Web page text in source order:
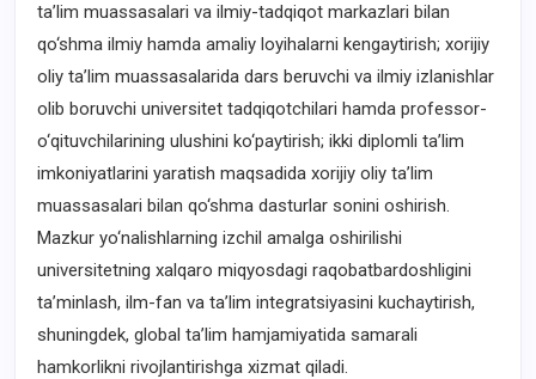
ta’lim muassasalari va ilmiy-tadqiqot markazlari bilan
qo‘shma ilmiy hamda amaliy loyihalarni kengaytirish; xorijiy
oliy ta’lim muassasalarida dars beruvchi va ilmiy izlanishlar
olib boruvchi universitet tadqiqotchilari hamda professor-
o‘qituvchilarining ulushini ko‘paytirish; ikki diplomli ta’lim
imkoniyatlarini yaratish maqsadida xorijiy oliy ta’lim
muassasalari bilan qo‘shma dasturlar sonini oshirish.
Mazkur yo‘nalishlarning izchil amalga oshirilishi
universitetning xalqaro miqyosdagi raqobatbardoshligini
ta’minlash, ilm-fan va ta’lim integratsiyasini kuchaytirish,
shuningdek, global ta’lim hamjamiyatida samarali
hamkorlikni rivojlantirishga xizmat qiladi.